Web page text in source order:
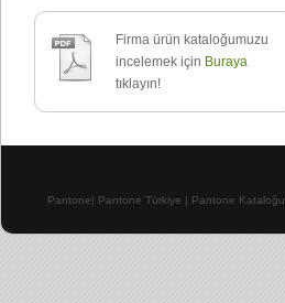
Firma ürün kataloğumuzu
incelemek için Buraya
tıklayın!
Pantone| Pantone Türkiye | Pantone Kataloğu